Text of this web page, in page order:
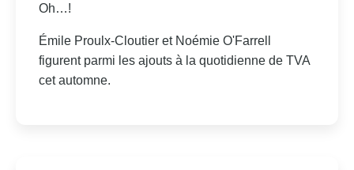
Oh…!
Émile Proulx-Cloutier et Noémie O'Farrell
figurent parmi les ajouts à la quotidienne de TVA
cet automne.